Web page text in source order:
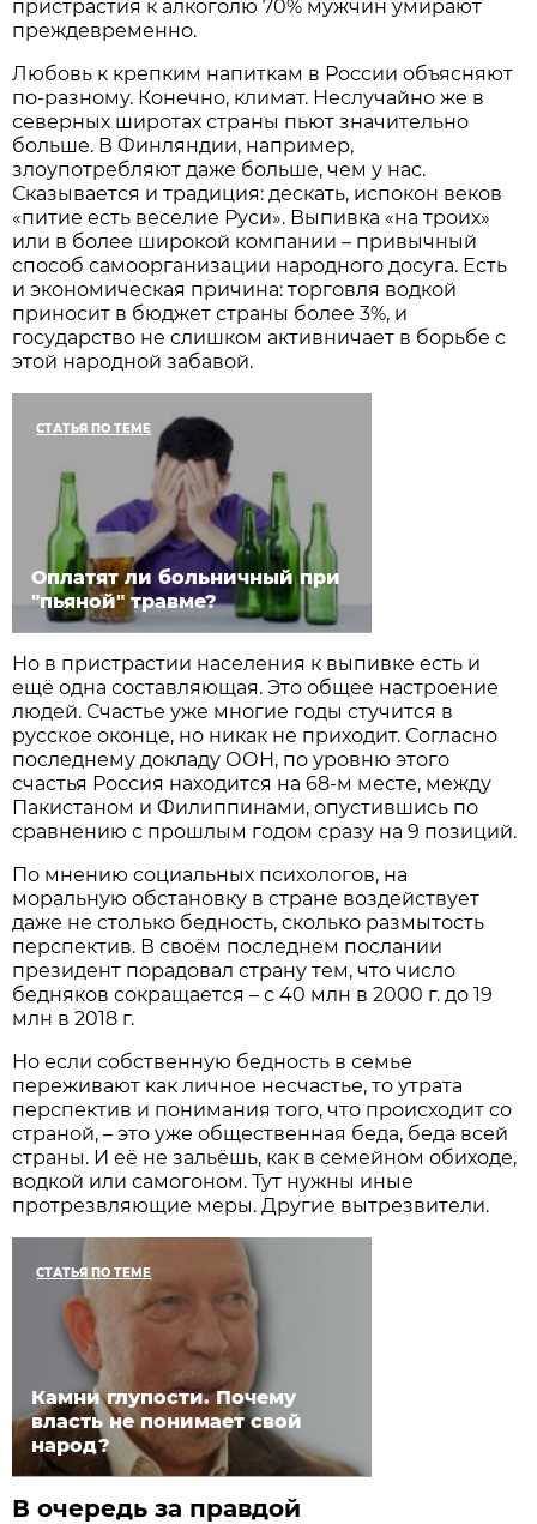
пристрастия к алкоголю 70% мужчин умирают
прежде­временно.
Любовь к крепким напиткам в России объясняют
по-разному. Конечно, климат. Неслучайно же в
северных широтах страны пьют значительно
больше. В Финляндии, например,
злоупотребляют даже больше, чем у нас.
Сказывается и традиция: дескать, испокон веков
«питие есть веселие Руси». Выпивка «на троих»
или в более широкой компании – привычный
способ самоорганизации народного досуга. Есть
и экономическая причина: торговля водкой
приносит в бюджет страны более 3%, и
государство не слишком активничает в борьбе с
этой народной забавой.
СТАТЬЯ ПО ТЕМЕ
Оплатят ли больничный при
"пьяной" травме?
Но в пристрастии населения к выпивке есть и
ещё одна составляющая. Это общее настроение
людей. Счастье уже многие годы стучится в
русское оконце, но никак не приходит. Согласно
последнему докладу ООН, по уровню этого
счастья Россия находится на 68-м месте, между
Пакистаном и Филиппинами, опустившись по
сравнению с прошлым годом сразу на 9 позиций.
По мнению социальных психологов, на
моральную обстановку в стране воздействует
даже не столько бедность, сколько размытость
перспектив. В своём последнем послании
президент порадовал страну тем, что число
бедняков сокращается – с 40 млн в 2000 г. до 19
млн в 2018 г.
Но если собственную бедность в семье
переживают как личное несчастье, то утрата
перспектив и понимания того, что происходит со
страной, – это уже общественная беда, беда всей
страны. И её не зальёшь, как в семейном обиходе,
водкой или самогоном. Тут нужны иные
протрезвляющие меры. Другие вытрезвители.
СТАТЬЯ ПО ТЕМЕ
Камни глупости. Почему
власть не понимает свой
народ?
В очередь за правдой